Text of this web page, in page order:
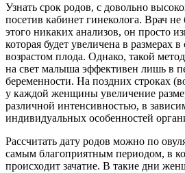
Узнать срок родов, с довольно
посетив кабинет гинеколога. Врач не
этого никаких анализов, он просто
которая будет увеличена в размерах в
возрастом плода. Однако, такой
на свет малыша эффективен лишь в
беременности. На поздних строках
у каждой женщины увеличение
различной интенсивностью, в
индивидуальных особенностей
Рассчитать дату родов можно по
самым благоприятным периодом, в
происходит зачатие. В такие дни